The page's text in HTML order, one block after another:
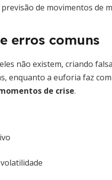
de movimentos de
erros comuns
não existem, criando
enquanto a euforia faz
de crise.